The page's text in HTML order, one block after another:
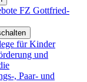
FZ Gottfried-
für Kinder
und
, Paar- und